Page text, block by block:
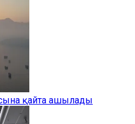
қайта ашылады